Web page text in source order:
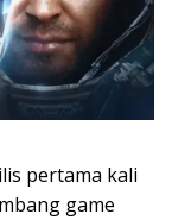
pertama kali
game